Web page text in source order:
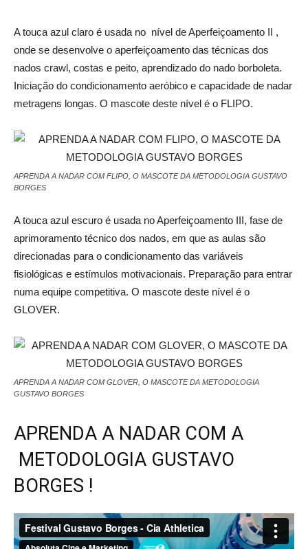
A touca azul claro é usada no nível de Aperfeiçoamento II ,
onde se desenvolve o aperfeiçoamento das técnicas dos
nados crawl, costas e peito, aprendizado do nado borboleta.
Iniciação do condicionamento aeróbico e capacidade de nadar
metragens longas. O mascote deste nível é o FLIPO.
APRENDA A NADAR COM FLIPO, O MASCOTE DA METODOLOGIA GUSTAVO
BORGES
A touca azul escuro é usada no Aperfeiçoamento III, fase de
aprimoramento técnico dos nados, em que as aulas são
direcionadas para o condicionamento das variáveis
fisiológicas e estímulos motivacionais. Preparação para entrar
numa equipe competitiva. O mascote deste nível é o
GLOVER.
APRENDA A NADAR COM GLOVER, O MASCOTE DA METODOLOGIA
GUSTAVO BORGES
APRENDA A NADAR COM A
METODOLOGIA GUSTAVO
BORGES !